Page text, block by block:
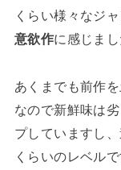
くらい様々なジ
意欲作に感じまし
あくまでも前作
なので新鮮味は
プしていますし
くらいのレベルで